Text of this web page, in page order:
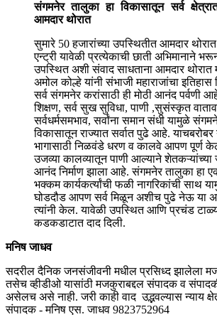
संगमनेर तालुका हा विकासातून सर्व
आमदार थोरात
सुमारे 50 हजारांच्या उपस्थितीत आमदार
एन्ट्री यावेळी प्रत्येकाची छाती अभिमानाने
उपस्थित अशी संवाद साधताना आमदार थोरात
अमोल कोल्हे यांनी संभाजी महाराजांचा
सर्व संगमनेर करांसाठी ही मोठी आनंद पर्वणी
शिक्षण, सर्व सुख सुविधा, पाणी ,सुसंस्कृत
सर्वधर्मसमभाव, सर्वांना समान संधी यामुळे
विकासातून राज्यात सर्वात पुढे आहे. याचबरोबर
भागासाठी निळवंडे धरण व कालवे आपण पूर्ण
उजव्या कालव्यातून पाणी आल्याने शेतकऱ्यांच्या
आनंद निर्माण झाला आहे. संगमनेर तालुका हा
भक्कम कार्यकर्त्यांची फळी नागरिकांची साथ
घोडदौड आपण सर्व मिळून अशीच पुढे नेऊ या
त्यांनी केल. यावेळी उपस्थित आणि प्रचंड
कडकडाटात दाद दिली.
मनिष जाधव
सदरील दैनिक जनसंजीवनी मधील प्रसिध्द झालेला
तसेच व्हीडीओ यासांठी मजकुराबद्दल संपादक व
असेलच असे नाही. जरी काही वाद उद्भवल्यास न्याय
संपादक - मनिष एस. जाधव 9823752964